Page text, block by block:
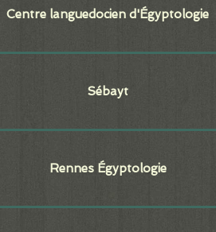
Centre languedocien d'Égyptologie
Sébayt
Rennes Égyptologie